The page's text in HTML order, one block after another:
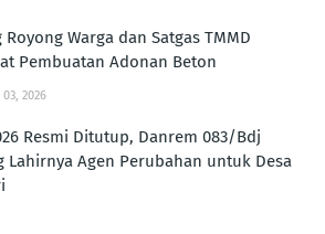
Royong Warga dan Satgas TMMD
Pembuatan Adonan Beton
2026
Resmi Ditutup, Danrem 083/Bdj
Lahirnya Agen Perubahan untuk Desa